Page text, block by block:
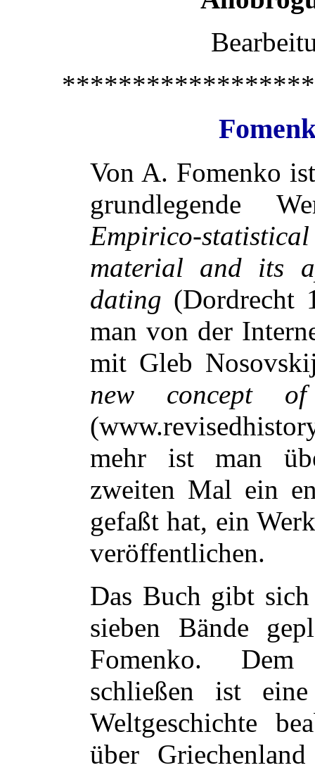
Von A. Fomenko
grundlegende
Empirico-
material and its
dating (Dordrecht
man von der
mit Gleb
new concept
mehr ist man
zweiten Mal ein
gefaßt hat, ein
veröffentlichen.
Das Buch gibt
sieben Bände
Fomenko. Dem
schließen ist eine
Weltgeschichte
über